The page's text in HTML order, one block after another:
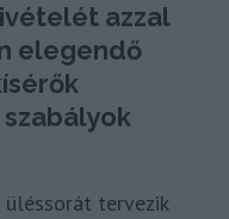
azzal
elegendő
üléssorát tervezik